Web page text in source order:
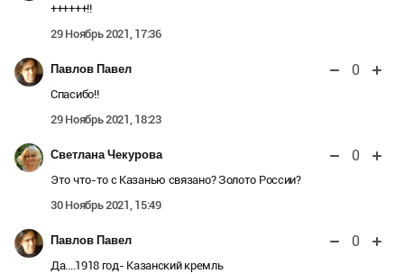
++++++!!
29 Ноябрь 2021, 17:36
Павлов Павел 0
Спасибо!!
29 Ноябрь 2021, 18:23
Светлана Чекурова 0
Это что-то с Казанью связано? Золото России?
30 Ноябрь 2021, 15:49
Павлов Павел 0
Да....1918 год- Казанский кремль